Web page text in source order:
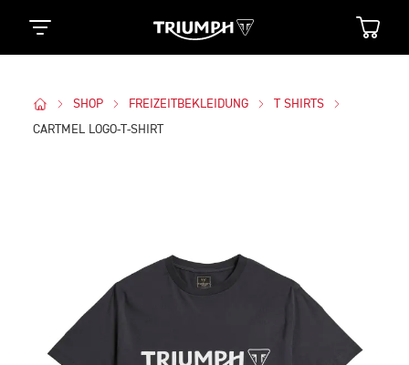
SHOP FREIZEITBEKLEIDUNG
T SHIRTS
CARTMEL LOGO-T-SHIRT